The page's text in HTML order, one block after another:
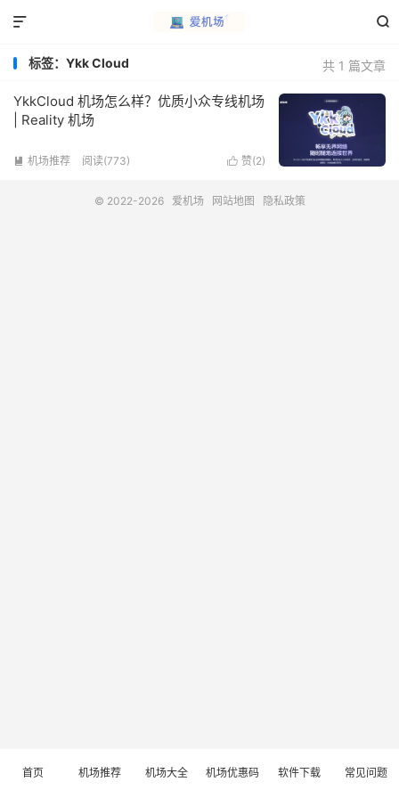


共 1 篇文章
标签：Ykk Cloud
YkkCloud 机场怎么样？优质小众专线机场
| Reality 机场
 赞(2)
 机场推荐 阅读(773)
© 2022-2026 爱机场 网站地图 隐私政策
首页 机场推荐 机场大全 机场优惠码 软件下载 常见问题